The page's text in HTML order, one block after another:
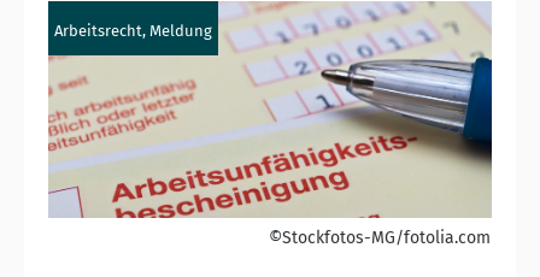
Arbeitsrecht, Meldung
©Stockfotos-MG/fotolia.com